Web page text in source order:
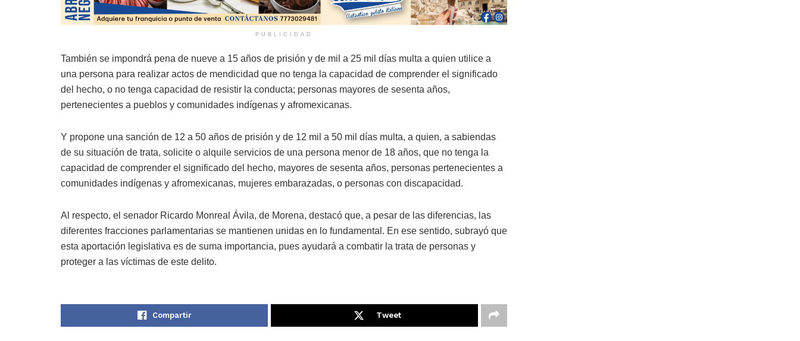
PUBLICIDAD
También se impondrá pena de nueve a 15 años de prisión y de mil a 25 mil días multa a quien utilice a
una persona para realizar actos de mendicidad que no tenga la capacidad de comprender el significado
del hecho, o no tenga capacidad de resistir la conducta; personas mayores de sesenta años,
pertenecientes a pueblos y comunidades indígenas y afromexicanas.
Y propone una sanción de 12 a 50 años de prisión y de 12 mil a 50 mil días multa, a quien, a sabiendas
de su situación de trata, solicite o alquile servicios de una persona menor de 18 años, que no tenga la
capacidad de comprender el significado del hecho, mayores de sesenta años, personas pertenecientes a
comunidades indígenas y afromexicanas, mujeres embarazadas, o personas con discapacidad.
Al respecto, el senador Ricardo Monreal Ávila, de Morena, destacó que, a pesar de las diferencias, las
diferentes fracciones parlamentarias se mantienen unidas en lo fundamental. En ese sentido, subrayó que
esta aportación legislativa es de suma importancia, pues ayudará a combatir la trata de personas y
proteger a las víctimas de este delito.
Compartir Tweet